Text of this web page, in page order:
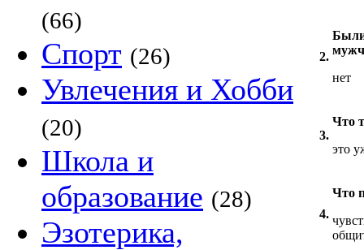
(66)
Спорт (26)
Увлечения и Хобби
(20)
Школа и
образование (28)
Эзотерика,
2.
Были
нет
3.
Что
это
4.
Что